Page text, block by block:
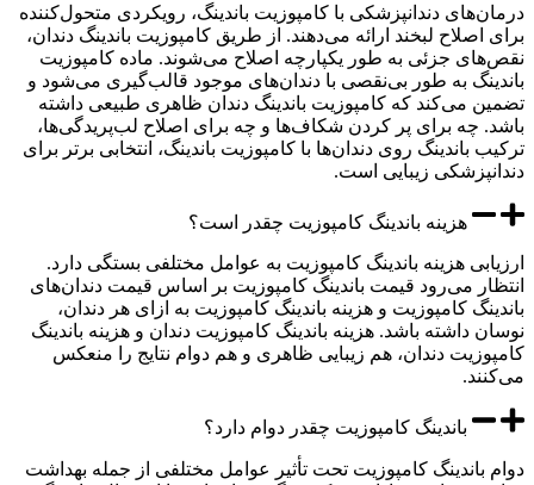
دندانپزشکی با کامپوزیت باندینگ، رویکردی متحول‌کننده
لبخند ارائه می‌دهند. از طریق کامپوزیت باندینگ دندان،
جزئی به طور یکپارچه اصلاح می‌شوند. ماده کامپوزیت
به طور بی‌نقصی با دندان‌های موجود قالب‌گیری می‌شود و
می‌کند که کامپوزیت باندینگ دندان ظاهری طبیعی داشته
چه برای پر کردن شکاف‌ها و چه برای اصلاح لب‌پریدگی‌ها،
باندینگ روی دندان‌ها با کامپوزیت باندینگ، انتخابی برتر برای
زیبایی است.
هزینه باندینگ کامپوزیت چقدر است؟
هزینه باندینگ کامپوزیت به عوامل مختلفی بستگی دارد.
می‌رود قیمت باندینگ کامپوزیت بر اساس قیمت دندان‌های
کامپوزیت و هزینه باندینگ کامپوزیت به ازای هر دندان،
داشته باشد. هزینه باندینگ کامپوزیت دندان و هزینه باندینگ
دندان، هم زیبایی ظاهری و هم دوام نتایج را منعکس
باندینگ کامپوزیت چقدر دوام دارد؟
کامپوزیت تحت تأثیر عوامل مختلفی از جمله بهداشت